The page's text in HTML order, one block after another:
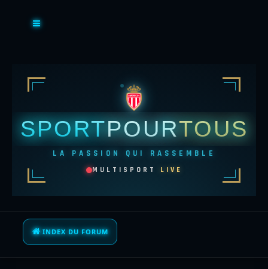
SPORTPOURTOUS
LA PASSION QUI RASSEMBLE
MULTISPORT LIVE
INDEX DU FORUM